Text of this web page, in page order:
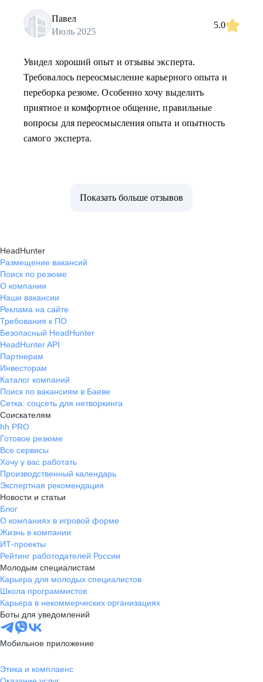
Павел
Июль 2025
5.0
Увидел хороший опыт и отзывы эксперта.
Требовалось переосмысление карьерного опыта и
переборка резюме. Особенно хочу выделить
приятное и комфортное общение, правильные
вопросы для переосмысления опыта и опытность
самого эксперта.
Показать больше отзывов
HeadHunter
Размещение вакансий
Поиск по резюме
О компании
Наши вакансии
Реклама на сайте
Требования к ПО
Безопасный HeadHunter
HeadHunter API
Партнерам
Инвесторам
Каталог компаний
Поиск по вакансиям в Баеве
Сетка: соцсеть для нетворкинга
Соискателям
hh PRO
Готовое резюме
Все сервисы
Хочу у вас работать
Производственный календарь
Экспертная рекомендация
Новости и статьи
Блог
О компаниях в игровой форме
Жизнь в компании
ИТ-проекты
Рейтинг работодателей России
Молодым специалистам
Карьера для молодых специалистов
Школа программистов
Карьера в некоммерческих организациях
Боты для уведомлений
Мобильное приложение
Этика и комплаенс